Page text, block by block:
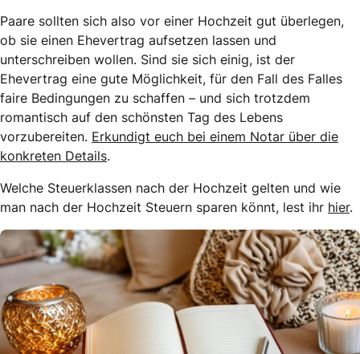
Paare sollten sich also vor einer Hochzeit gut überlegen,
ob sie einen Ehevertrag aufsetzen lassen und
unterschreiben wollen. Sind sie sich einig, ist der
Ehevertrag eine gute Möglichkeit, für den Fall des Falles
faire Bedingungen zu schaffen – und sich trotzdem
romantisch auf den schönsten Tag des Lebens
vorzubereiten. Erkundigt euch bei einem Notar über die
konkreten Details.
Welche Steuerklassen nach der Hochzeit gelten und wie
man nach der Hochzeit Steuern sparen könnt, lest ihr hier.